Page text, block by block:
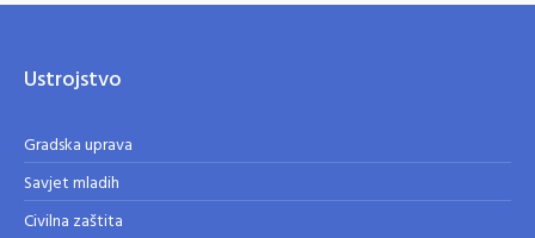
Ustrojstvo
Gradska uprava
Savjet mladih
Civilna zaštita